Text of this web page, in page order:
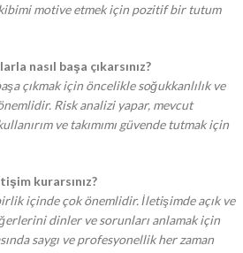
motive etmek için pozitif bir tutum
nasıl başa çıkarsınız?
çıkmak için öncelikle soğukkanlılık ve
Risk analizi yapar, mevcut
ve takımımı güvende tutmak için
kurarsınız?
içinde çok önemlidir. İletişimde açık ve
dinler ve sorunları anlamak için
saygı ve profesyonellik her zaman